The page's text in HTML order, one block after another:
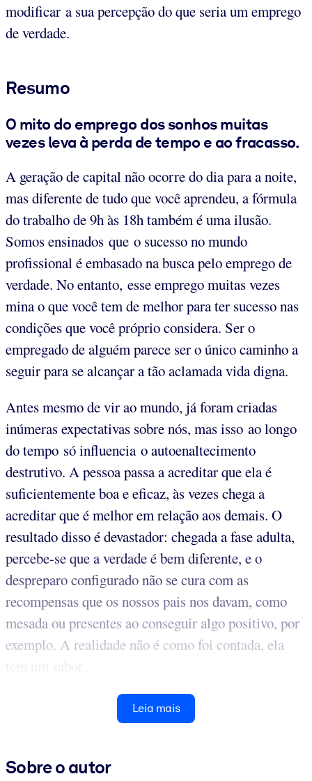
modificar a sua percepção do que seria um emprego
de verdade.
Resumo
O mito do emprego dos sonhos muitas
vezes leva à perda de tempo e ao fracasso.
A geração de capital não ocorre do dia para a noite,
mas diferente de tudo que você aprendeu, a fórmula
do trabalho de 9h às 18h também é uma ilusão.
Somos ensinados que o sucesso no mundo
profissional é embasado na busca pelo emprego de
verdade. No entanto, esse emprego muitas vezes
mina o que você tem de melhor para ter sucesso nas
condições que você próprio considera. Ser o
empregado de alguém parece ser o único caminho a
seguir para se alcançar a tão aclamada vida digna.
Antes mesmo de vir ao mundo, já foram criadas
inúmeras expectativas sobre nós, mas isso ao longo
do tempo só influencia o autoenaltecimento
destrutivo. A pessoa passa a acreditar que ela é
suficientemente boa e eficaz, às vezes chega a
acreditar que é melhor em relação aos demais. O
resultado disso é devastador: chegada a fase adulta,
percebe-se que a verdade é bem diferente, e o
despreparo configurado não se cura com as
recompensas que os nossos pais nos davam, como
mesada ou presentes ao conseguir algo positivo, por
exemplo. A realidade não é como foi contada, ela
tem um sabor...
Leia mais
Sobre o autor